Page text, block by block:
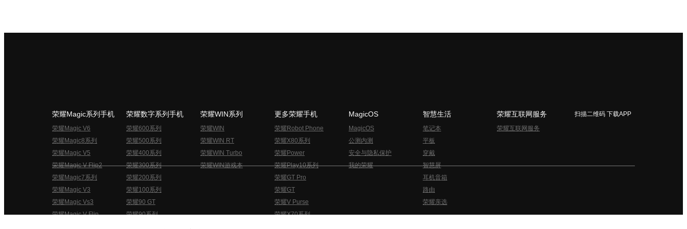
荣耀Magic系列手机
荣耀Magic V6
荣耀Magic8系列
荣耀Magic V5
荣耀Magic V Flip2
荣耀Magic7系列
荣耀Magic V3
荣耀Magic Vs3
荣耀Magic V Flip
荣耀数字系列手机
荣耀600系列
荣耀500系列
荣耀400系列
荣耀300系列
荣耀200系列
荣耀100系列
荣耀90 GT
荣耀90系列
荣耀WIN系列
荣耀WIN
荣耀WIN RT
荣耀WIN Turbo
荣耀WIN游戏本
更多荣耀手机
荣耀Robot Phone
荣耀X80系列
荣耀Power
荣耀Play10系列
荣耀GT Pro
荣耀GT
荣耀V Purse
荣耀X70系列
MagicOS
MagicOS
公测内测
安全与隐私保护
我的荣耀
智慧生活
笔记本
平板
穿戴
智慧屏
耳机音箱
路由
荣耀亲选
荣耀互联网服务
荣耀互联网服务
扫描二维码 下载APP